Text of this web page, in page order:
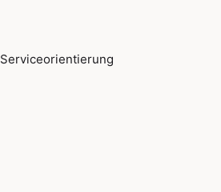
Serviceorientierung